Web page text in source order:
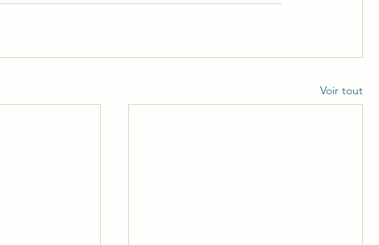
Voir tout